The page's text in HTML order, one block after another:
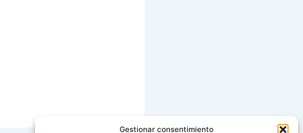
Gestionar consentimiento